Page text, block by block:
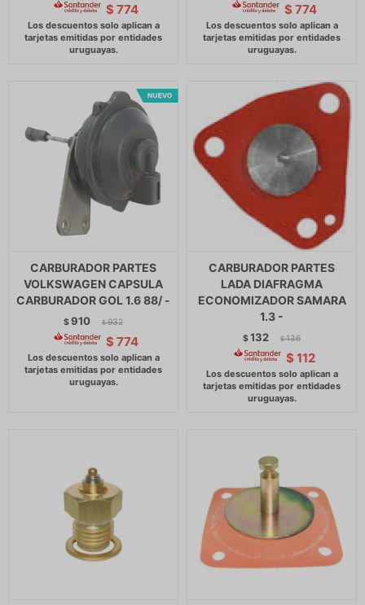
$ 774 $ 774
CARBURADOR PARTES
VOLKSWAGEN CAPSULA
CARBURADOR GOL 1.6 88/ -
$910 $ 932
$ 774
CARBURADOR PARTES
LADA DIAFRAGMA
ECONOMIZADOR SAMARA
1.3 -
$132 $ 136
$ 112